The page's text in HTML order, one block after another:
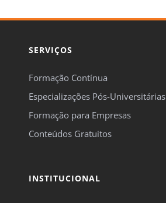
SERVIÇOS
Formação Contínua
Especializações Pós-Universitárias
Formação para Empresas
Conteúdos Gratuitos
INSTITUCIONAL